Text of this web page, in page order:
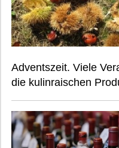
Adventszeit. Viele
die kulinraischen